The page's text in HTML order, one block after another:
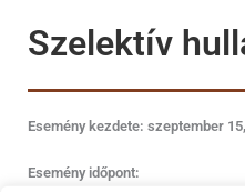
Szelektív
Esemény kezdete: szeptember
Esemény időpont: